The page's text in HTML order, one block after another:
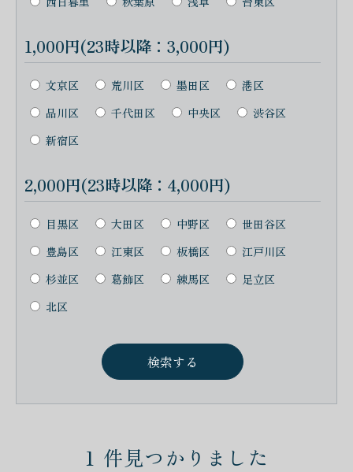
1,000円(23時以降：3,000円)
文京区 荒川区 墨田区
港区
品川区
千代田区 中央区
渋谷区
新宿区
2,000円(23時以降：4,000円)
目黒区 大田区 中野区
世田谷区
豊島区
江東区 板橋区
江戸川区
杉並区
葛飾区 練馬区
足立区
北区
1 件見つかりました